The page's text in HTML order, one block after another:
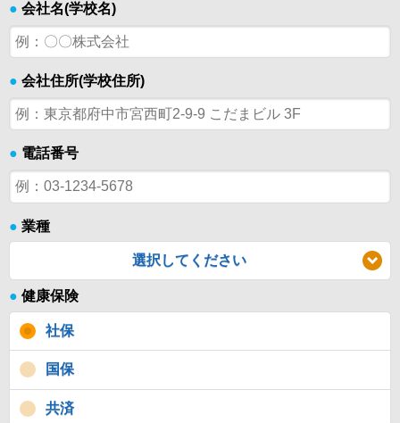
● 会社名(学校名)
● 会社住所(学校住所)
● 電話番号
● 業種
選択してください
● 健康保険
社保
国保
共済